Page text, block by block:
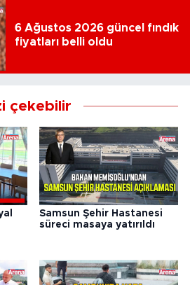
6 Ağustos 2026 güncel fındık
fiyatları belli oldu
çekebilir
Samsun Şehir Hastanesi
süreci masaya yatırıldı